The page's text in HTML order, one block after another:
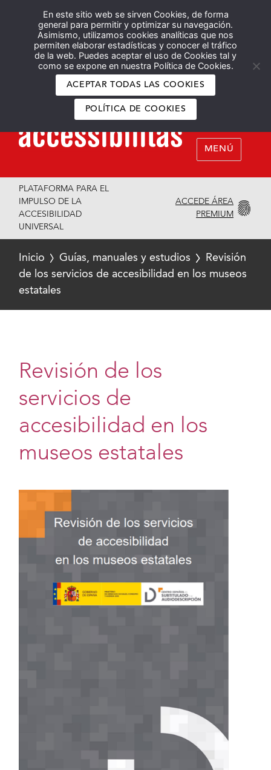
En este sitio web se sirven Cookies, de forma
general para permitir y optimizar su navegación.
Asimismo, utilizamos cookies analíticas que nos
permiten elaborar estadísticas y conocer el tráfico
de la web. Puedes aceptar el uso de Cookies tal y
como se expone en nuestra Política de Cookies.
ACEPTAR TODAS LAS COOKIES
POLÍTICA DE COOKIES
Español English
MENÚ
PLATAFORMA PARA EL
IMPULSO DE LA
ACCESIBILIDAD
UNIVERSAL
ACCEDE ÁREA
PREMIUM
Inicio Guías, manuales y estudios
Revisión
de los servicios de accesibilidad en los museos
estatales
Revisión de los
servicios de
accesibilidad en los
museos estatales